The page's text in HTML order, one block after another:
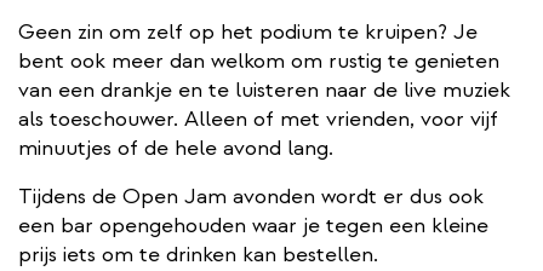
Geen zin om zelf op het podium te kruipen? Je
bent ook meer dan welkom om rustig te genieten
van een drankje en te luisteren naar de live muziek
als toeschouwer. Alleen of met vrienden, voor vijf
minuutjes of de hele avond lang.
Tijdens de Open Jam avonden wordt er dus ook
een bar opengehouden waar je tegen een kleine
prijs iets om te drinken kan bestellen.